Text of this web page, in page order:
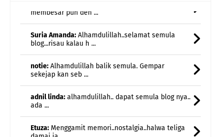
notie:
Alhamdulillah balik semula. Gempar
sekejap kan seb ...
adnil linda:
alhamdulillah.. dapat semula blog nya..
ada ...
Etuza:Menggamit memori..nostalgia..halwa teliga
damai ja ...
Rawiwa: Lagu Season In The Son tu akak
sukaaaaa🥰🤗